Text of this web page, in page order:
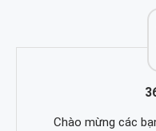
Chào mừng các